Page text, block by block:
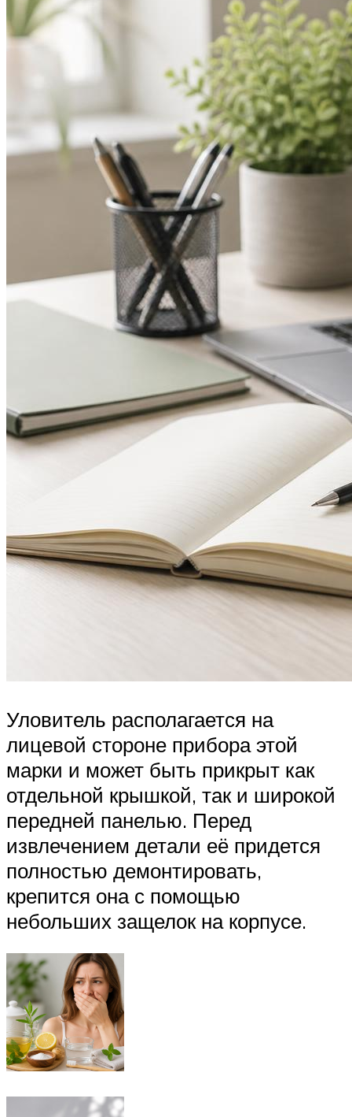
Уловитель располагается на
лицевой стороне прибора этой
марки и может быть прикрыт как
отдельной крышкой, так и широкой
передней панелью. Перед
извлечением детали её придется
полностью демонтировать,
крепится она с помощью
небольших защелок на корпусе.